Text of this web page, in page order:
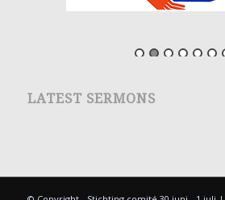
LATEST SERMONS